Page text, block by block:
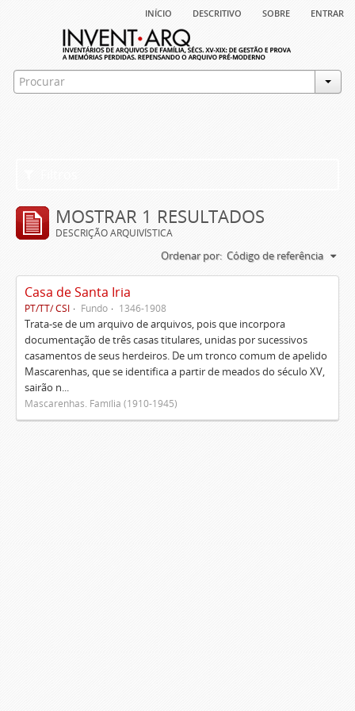
início descritivo sobre entrar
MOSTRAR 1 RESULTADOS
DESCRIÇÃO ARQUIVÍSTICA
Ordenar por: Código de referência
Casa de Santa Iria
PT/TT/ CSI Fundo 1346-1908
Trata-se de um arquivo de arquivos, pois que incorpora
documentação de três casas titulares, unidas por sucessivos
casamentos de seus herdeiros. De um tronco comum de apelido
Mascarenhas, que se identifica a partir de meados do século XV,
sairão n...
Mascarenhas. Família (1910-1945)